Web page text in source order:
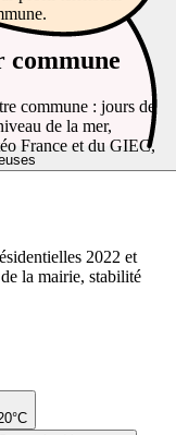
commune
commune : jours de
de la mer,
France et du GIEC,
2022 et
la mairie, stabilité